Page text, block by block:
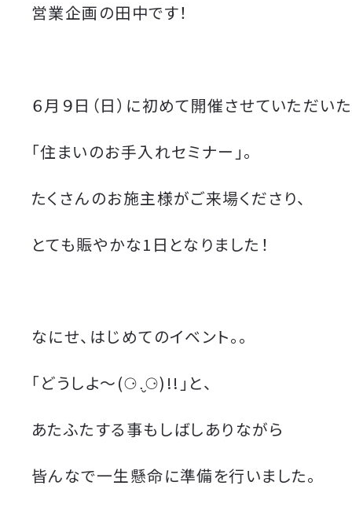
営業企画の田中です！
６月９日（日）に初めて開催させていただいた
「住まいのお手入れセミナー」。
たくさんのお施主様がご来場くださり、
とても賑やかな1日となりました！
なにせ、はじめてのイベント。。
「どうしよ〜(⚆.̮⚆)!!」と、
あたふたする事もしばしありながら
皆んなで一生懸命に準備を行いました。